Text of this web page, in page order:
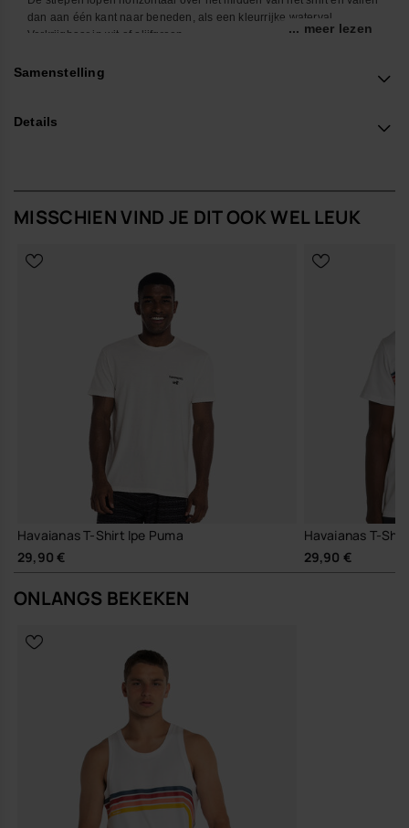
dan aan één kant naar beneden, als een kleurrijke waterval.
Verkrijgbaar in wit of olijfgroen.
winkel in Nederland, en til je stijl naar een hoger niveau.
... meer lezen
Samenstelling
Details
MISSCHIEN VIND JE DIT OOK WEL LEUK
Havaianas T-Shirt Ipe Puma
29,90 €
Havaianas T-
29,90 €
ONLANGS BEKEKEN